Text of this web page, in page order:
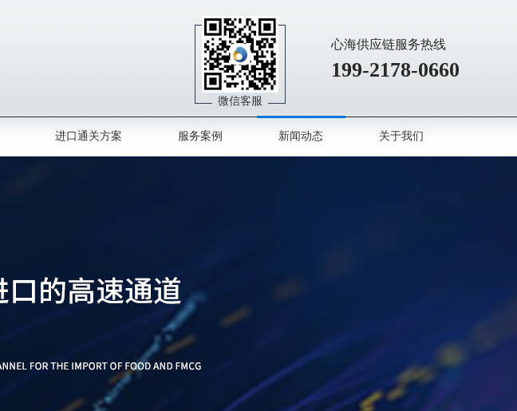
微信客服
心海供应链服务热线
199-2178-0660
进口通关方案 服务案例 新闻动态 关于我们